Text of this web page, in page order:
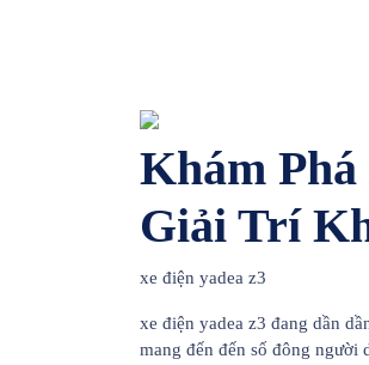
Khám Phá
Giải Trí
xe điện yadea z3
xe điện yadea z3 đang dần
mang đến đến số đông người